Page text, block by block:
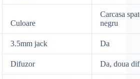
Culoare
Carcasa
negru
3.5mm jack Da
Difuzor Da, doua